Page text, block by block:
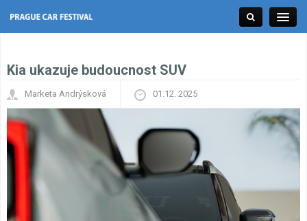
Racing Expo
Kia ukazuje budoucnost SUV
Marketa Andrýsková 01.12. 2025